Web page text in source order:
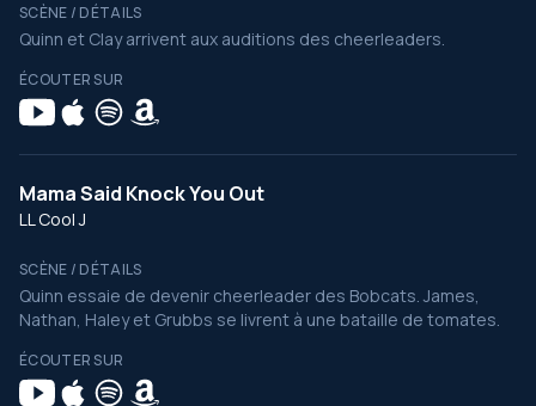
SCÈNE / DÉTAILS
Quinn et Clay arrivent aux auditions des cheerleaders.
ÉCOUTER SUR
Mama Said Knock You Out
LL Cool J
SCÈNE / DÉTAILS
Quinn essaie de devenir cheerleader des Bobcats. James,
Nathan, Haley et Grubbs se livrent à une bataille de tomates.
ÉCOUTER SUR